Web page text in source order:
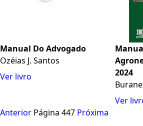
Manual Do Advogado
Ozéias J. Santos
Ver livro
2024
Ver
Anterior Página 447 Próxima